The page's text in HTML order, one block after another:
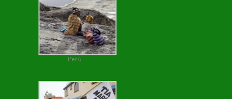
Perú